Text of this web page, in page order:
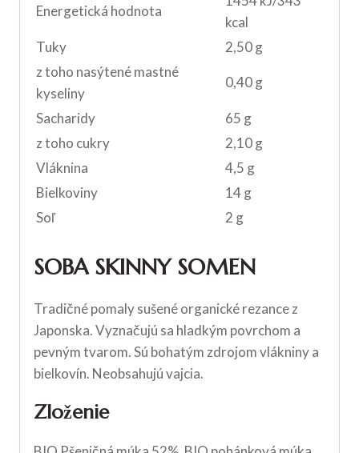
Energetická hodnota
kcal
Tuky
2,50 g
z toho nasýtené mastné
kyseliny
0,40 g
Sacharidy
65 g
z toho cukry
2,10 g
Vláknina
4,5 g
Bielkoviny
14 g
Soľ
2 g
SOBA SKINNY SOMEN
Tradičné pomaly sušené organické rezance z
Japonska. Vyznačujú sa hladkým povrchom a
pevným tvarom. Sú bohatým zdrojom vlákniny a
bielkovín. Neobsahujú vajcia.
Zloženie